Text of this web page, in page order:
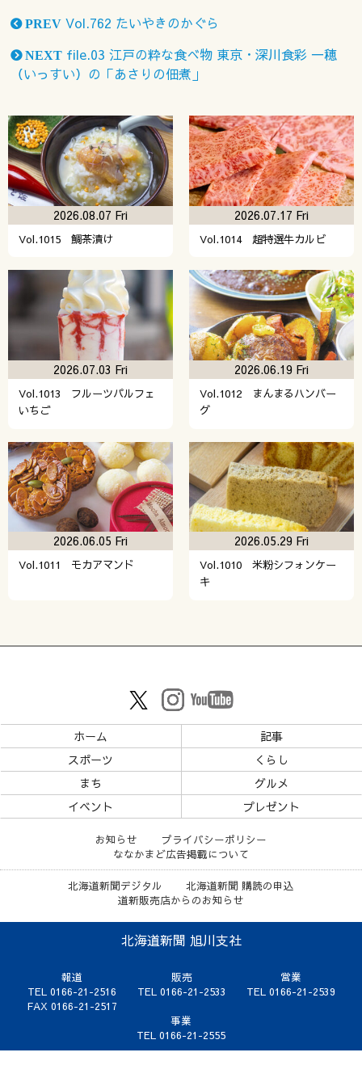
PREV Vol.762 たいやきのかぐら
NEXT file.03 江戸の粋な食べ物 東京・深川食彩 一穂
（いっすい）の「あさりの佃煮」
Vol.1015 鯛茶漬け
2026.08.07 Fri
Vol.1014 超特選牛カルビ
2026.07.17 Fri
Vol.1013 フルーツパルフェ
いちご
2026.07.03 Fri
Vol.1012 まんまるハンバー
グ
2026.06.19 Fri
Vol.1011 モカアマンド
2026.06.05 Fri
Vol.1010 米粉シフォンケー
キ
2026.05.29 Fri
ホーム
記事
スポーツ
くらし
まち
グルメ
イベント
プレゼント
お知らせ
プライバシーポリシー
ななかまど広告掲載について
北海道新聞デジタル
北海道新聞 購読の申込
道新販売店からのお知らせ
北海道新聞 旭川支社
報道
TEL 0166-21-2516
FAX 0166-21-2517
販売
TEL 0166-21-2533
営業
TEL 0166-21-2539
事業
TEL 0166-21-2555